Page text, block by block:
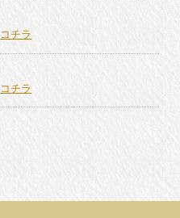
コチラ
コチラ